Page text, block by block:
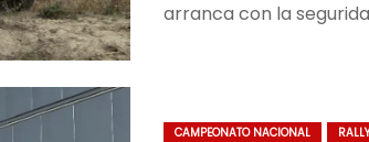
arranca con la
CAMPEONATO NACIONAL